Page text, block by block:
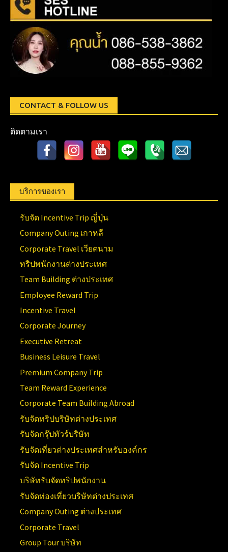
CONTACT & FOLLOW US
ติดตามเรา
บริการของเรา
รับจัด Incentive Trip ญี่ปุ่น
Company Outing เกาหลี
Corporate Travel เวียดนาม
ทริปพนักงานต่างประเทศ
Team Building ต่างประเทศ
Employee Reward Trip
Incentive Travel
Corporate Journey
Executive Retreat
Business Leisure Travel
Premium Company Trip
Team Reward Experience
Corporate Team Building Abroad
รับจัดทริปบริษัทต่างประเทศ
รับจัดกรุ๊ปทัวร์บริษัท
รับจัดเที่ยวต่างประเทศสำหรับองค์กร
รับจัด Incentive Trip
บริษัทรับจัดทริปพนักงาน
รับจัดท่องเที่ยวบริษัทต่างประเทศ
Company Outing ต่างประเทศ
Corporate Travel
Group Tour บริษัท